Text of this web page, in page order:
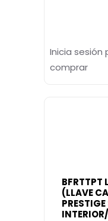
Inicia sesión
comprar
BFRTTPT
(LLAVE